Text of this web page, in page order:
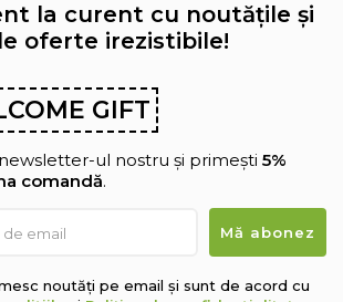
la curent cu noutățile și
oferte irezistibile!
GIFT
ul nostru și primești 5%
comandă.
noutăți pe email și sunt de acord cu